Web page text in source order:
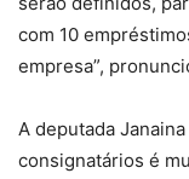
com 10
empresa”,
A deputada
consignatários é